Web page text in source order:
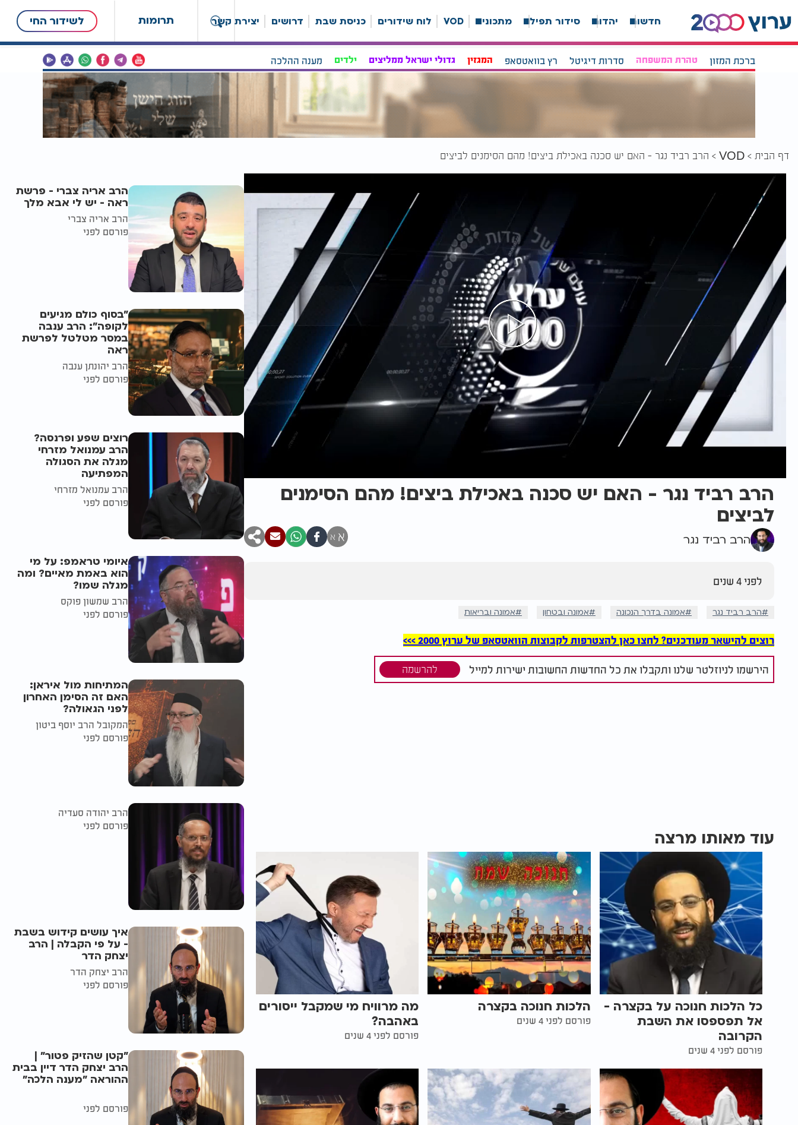
תרומות לשידור החי חדשות יהדות סידור תפילה מתכונים VOD לוח שידורים כניסת שבת דרושים יצירת קשר
ברכת המזון טהרת המשפחה סדרות דיגיטל רץ בוואטסאפ המגזין גדולי ישראל ממליצים ילדים מענה ההלכה
דף הבית VOD הרב רביד נגר - האם יש סכנה באכילת ביצים! מהם הסימנים לביצים
הרב רביד נגר - האם יש סכנה באכילת ביצים! מהם הסימנים
לביצים
הרב רביד נגר א א
לפני 4 שנים
הרב רביד נגר אמונה בדרך הנכונה אמונה ובטחון אמונה ובריאות
רוצים להישאר מעודכנים? לחצו כאן להצטרפות לקבוצות הוואטסאפ של ערוץ 2000 >>>
הירשמו לניוזלטר שלנו ותקבלו את כל החדשות החשובות ישירות למייל להרשמה
עוד מאותו מרצה
כל הלכות חנוכה על בקצרה -
אל תפספסו את השבת
הקרובה
פורסם לפני 4 שנים
הלכות חנוכה בקצרה
פורסם לפני 4 שנים
מה מרוויח מי שמקבל ייסורים
באהבה?
פורסם לפני 4 שנים
הרב אריה צברי - פרשת
ראה - יש לי אבא מלך
הרב אריה צברי
פורסם לפני
"בסוף כולם מגיעים
לקופה": הרב ענבה
במסר מטלטל לפרשת
ראה
הרב יהונתן ענבה
פורסם לפני
רוצים שפע ופרנסה?
הרב עמנואל מזרחי
מגלה את הסגולה
המפתיעה
הרב עמנואל מזרחי
פורסם לפני
איומי טראמפ: על מי
הוא באמת מאיים? ומה
מגלה שמו?
הרב שמשון פוקס
פורסם לפני
המתיחות מול איראן:
האם זה הסימן האחרון
לפני הגאולה?
המקובל הרב יוסף ביטון
פורסם לפני
הרב יהודה סעדיה
פורסם לפני
איך עושים קידוש בשבת
- על פי הקבלה | הרב
יצחק הדר
הרב יצחק הדר
פורסם לפני
"קטן שהזיק פטור" |
הרב יצחק הדר דיין בבית
ההוראה "מענה הלכה"
פורסם לפני